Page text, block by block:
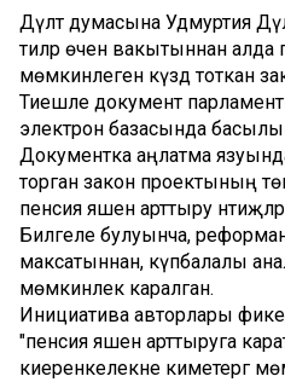
Дәүләт думасына Удмуртия
әтиләр өчен вакытыннан алда
мөмкинлеген күздә тоткан
Тиешле документ
электрон базасында
Документка аңлатма язуында
торган закон проектының
пенсия яшен арттыру
Билгеле булуынча,
максатыннан, күпбалалы
мөмкинлек каралган.
Инициатива авторлары
"пенсия яшен арттыруга
киеренкелекне киметергә